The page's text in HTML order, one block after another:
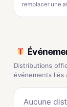
remplacer une
Distributions
événements liés
Aucune